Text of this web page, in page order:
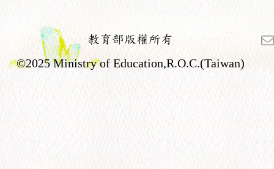
教育部版權所有
©2025 Ministry of Education,R.O.C.(Taiwan)